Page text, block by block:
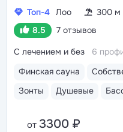
Топ-4 Лоо
300 м
8.5
7 отзывов
Финская сауна
Зонты
Душевые
С лечением и без 6
от 3300 ₽